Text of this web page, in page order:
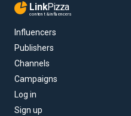
LinkPizza
content & influencers
Influencers
Publishers
Channels
Campaigns
Log in
Sign up